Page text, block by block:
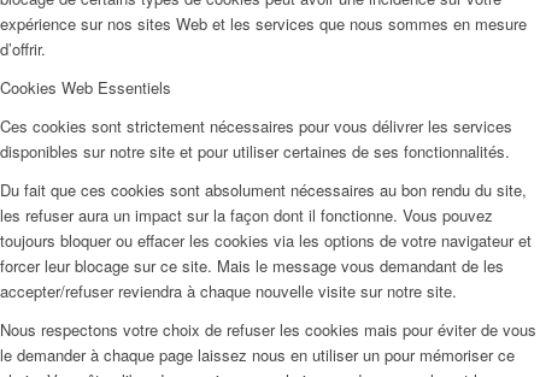
expérience sur nos sites Web et les services que nous sommes en mesure
d’offrir.
Cookies Web Essentiels
Ces cookies sont strictement nécessaires pour vous délivrer les services
disponibles sur notre site et pour utiliser certaines de ses fonctionnalités.
Du fait que ces cookies sont absolument nécessaires au bon rendu du site,
les refuser aura un impact sur la façon dont il fonctionne. Vous pouvez
toujours bloquer ou effacer les cookies via les options de votre navigateur et
forcer leur blocage sur ce site. Mais le message vous demandant de les
accepter/refuser reviendra à chaque nouvelle visite sur notre site.
Nous respectons votre choix de refuser les cookies mais pour éviter de vous
le demander à chaque page laissez nous en utiliser un pour mémoriser ce